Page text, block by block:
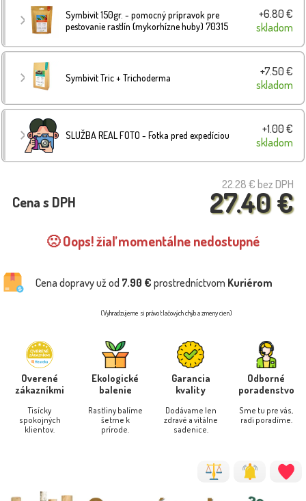
Symbivit 150gr. - pomocný prípravok pre
pestovanie rastlín (mykorhízne huby) 70315
+6.80 €
skladom
Symbivit Tric + Trichoderma
+7.50 €
skladom
SLUŽBA REAL FOTO - Fotka pred expedíciou
+1.00 €
skladom
22.28 € bez DPH
27.40 €
Cena s DPH
🙁 Oops! žiaľ momentálne nedostupné
Cena dopravy už od 7.90 € prostredníctvom Kuriérom
(Vyhradzujeme si právo tlačových chýb a zmeny cien)
Overené
zákazníkmi
Tisícky
spokojných
klientov.
Ekologické
balenie
Rastliny balíme
šetrne k
prírode.
Garancia
kvality
Dodávame len
zdravé a vitálne
sadenice.
Odborné
poradenstvo
Sme tu pre vás,
radi poradíme.